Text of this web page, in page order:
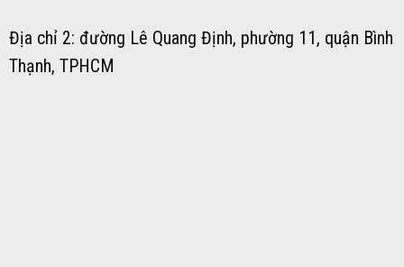
Địa chỉ 2: đường Lê Quang Định, phường 11, quận Bình
Thạnh, TPHCM